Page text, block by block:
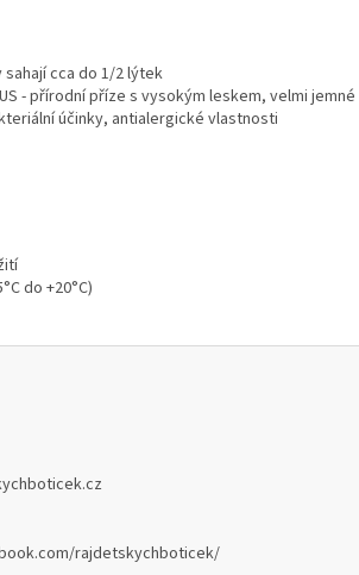
cca do 1/2 lýtek
- přírodní příze s vysokým leskem, velmi jemné
účinky, antialergické vlastnosti
do +20°C)
rajdetskychboticek/